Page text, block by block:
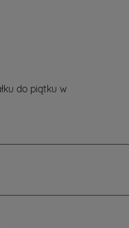
do piątku w